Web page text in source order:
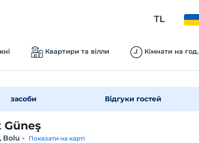
TL
Квартири та вілли Кімнати на год.
засоби Відгуки гостей
Güneş
Bolu - Показати на карті